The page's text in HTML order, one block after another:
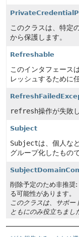
このクラスは、特定
から保護します。
Refreshable
このインタフェース
レッシュするために
refresh操作が失敗
Subject
Subjectは、個人な
グループ化したもので
削除予定のため非推奨
る可能性があります。
このクラスは、サポー
ともにのみ役立ちまし